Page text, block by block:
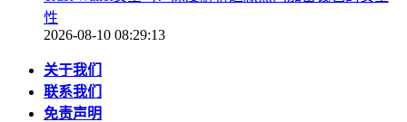
性
2026-08-10 08:29:13
关于我们
联系我们
免责声明